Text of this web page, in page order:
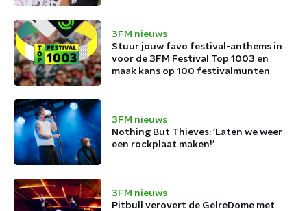
3FM nieuws
Stuur jouw favo festival-anthems in
voor de 3FM Festival Top 1003 en
maak kans op 100 festivalmunten
3FM nieuws
Nothing But Thieves: ‘Laten we weer
een rockplaat maken!’
3FM nieuws
Pitbull verovert de GelreDome met